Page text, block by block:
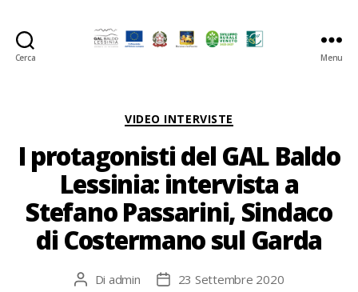
Cerca Menu
Categorie
VIDEO INTERVISTE
I protagonisti del GAL Baldo
Lessinia: intervista a
Stefano Passarini, Sindaco
di Costermano sul Garda
Autore
Di admin
Data23 Settembre 2020